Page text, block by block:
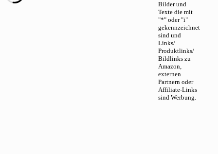
Bilder und
Texte die mit
"*" oder "i"
gekennzeichnet
sind und
Links/
Produktlinks/
Bildlinks zu
Amazon,
externen
Partnern oder
Affiliate-Links
sind Werbung.